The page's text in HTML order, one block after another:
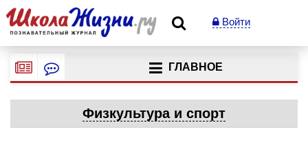
Войти
ГЛАВНОЕ
Физкультура и спорт